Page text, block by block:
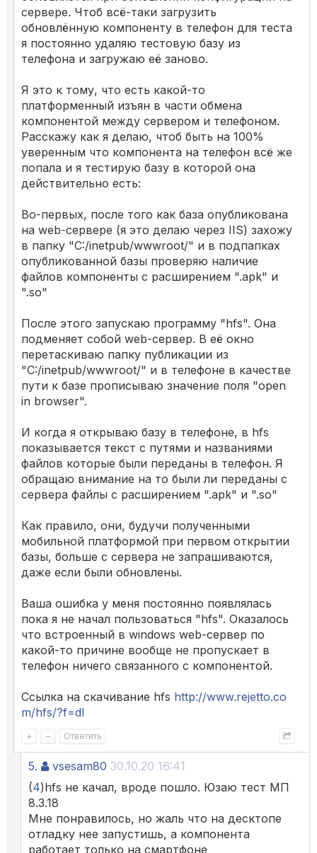
сервере. Чтоб всё-таки загрузить
обновлённую компоненту в телефон для теста
я постоянно удаляю тестовую базу из
телефона и загружаю её заново.
Я это к тому, что есть какой-то
платформенный изъян в части обмена
компонентой между сервером и телефоном.
Расскажу как я делаю, чтоб быть на 100%
уверенным что компонента на телефон всё же
попала и я тестирую базу в которой она
действительно есть:
Во-первых, после того как база опубликована
на web-сервере (я это делаю через IIS) захожу
в папку "C:/inetpub/wwwroot/" и в подпапках
опубликованной базы проверяю наличие
файлов компоненты с расширением ".apk" и
".so"
После этого запускаю программу "hfs". Она
подменяет собой web-сервер. В её окно
перетаскиваю папку публикации из
"C:/inetpub/wwwroot/" и в телефоне в качестве
пути к базе прописываю значение поля "open
in browser".
И когда я открываю базу в телефоне, в hfs
показывается текст с путями и названиями
файлов которые были переданы в телефон. Я
обращаю внимание на то были ли переданы с
сервера файлы с расширением ".apk" и ".so"
Как правило, они, будучи полученными
мобильной платформой при первом открытии
базы, больше с сервера не запрашиваются,
даже если были обновлены.
Ваша ошибка у меня постоянно появлялась
пока я не начал пользоваться "hfs". Оказалось
что встроенный в windows web-сервер по
какой-то причине вообще не пропускает в
телефон ничего связанного с компонентой.
Ссылка на скачивание hfs http://www.rejetto.co
m/hfs/?f=dl
+ – Ответить
5. vsesam80 30.10.20 16:41
(4)hfs не качал, вроде пошло. Юзаю тест МП
8.3.18
Мне понравилось, но жаль что на десктопе
отладку нее запустишь, а компонента
работает только на смартфоне